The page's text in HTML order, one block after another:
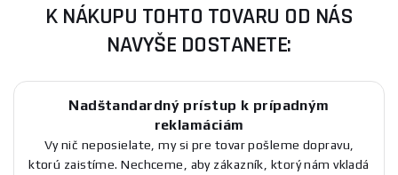
K NÁKUPU TOHTO TOVARU OD NÁS
NAVYŠE DOSTANETE:
Nadštandardný prístup k prípadným
reklamáciám
Vy nič neposielate, my si pre tovar pošleme dopravu,
ktorú zaistíme. Nechceme, aby zákazník, ktorý nám vkladá